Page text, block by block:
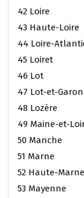
42 Loire
43 Haute-Loire
44 Loire-
45 Loiret
46 Lot
47 Lot-et-
48 Lozère
49 Maine-et-
50 Manche
51 Marne
52 Haute-Marne
53 Mayenne